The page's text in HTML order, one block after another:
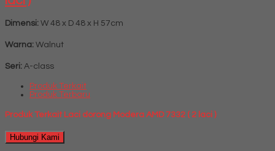
Dimensi: W 48 x D 48 x H 57cm
Warna: Walnut
Seri: A-class
Produk Terkait
Produk Terbaru
Produk Terkait Laci dorong Modera AMD 7332 ( 2 laci )
Hubungi Kami